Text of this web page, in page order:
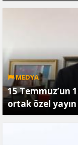
MEDYA
15 Temmuz’un
ortak özel yayın